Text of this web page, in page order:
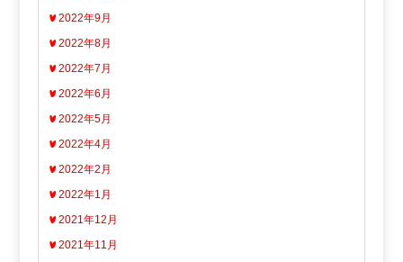
2022年9月
2022年8月
2022年7月
2022年6月
2022年5月
2022年4月
2022年2月
2022年1月
2021年12月
2021年11月